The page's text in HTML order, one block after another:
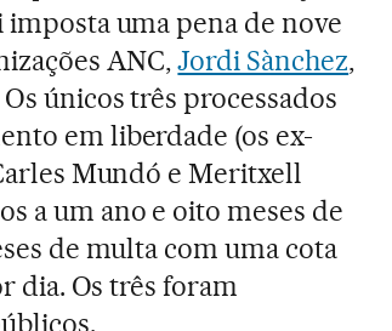
uma pena de nove
ANC,Jordi Sànchez,
únicos três processados
em liberdade (os ex-
Mundó e Meritxell
a um ano e oito meses de
de multa com uma cota
dia. Os três foram